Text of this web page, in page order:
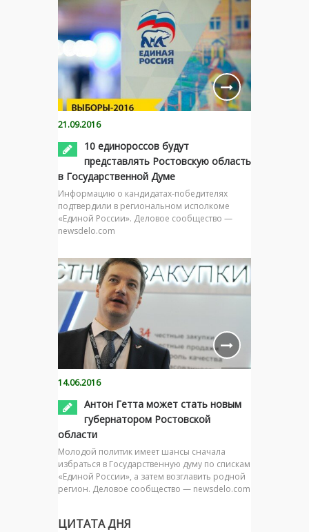
21.09.2016
10 единороссов будут
представлять Ростовскую область
в Государственной Думе
Информацию о кандидатах-победителях
подтвердили в региональном исполкоме
«Единой России». Деловое сообщество —
newsdelo.com
14.06.2016
Антон Гетта может стать новым
губернатором Ростовской
области
Молодой политик имеет шансы сначала
избраться в Государственную думу по спискам
«Единой России», а затем возглавить родной
регион. Деловое сообщество — newsdelo.com
ЦИТАТА ДНЯ